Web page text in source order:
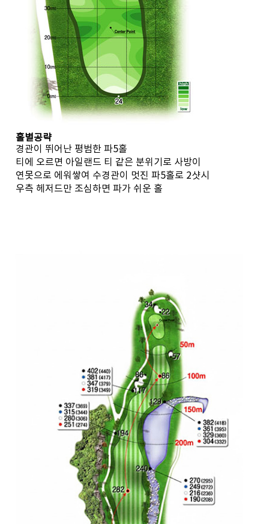
홀별공략
경관이 뛰어난 평범한 파5홀
티에 오르면 아일랜드 티 같은 분위기로 사방이
연못으로 에워쌓여 수경관이 멋진 파5홀로 2샷시
우측 헤저드만 조심하면 파가 쉬운 홀